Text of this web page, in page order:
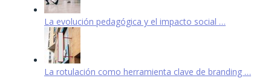
La evolución pedagógica y el impacto social …
La rotulación como herramienta clave de branding …